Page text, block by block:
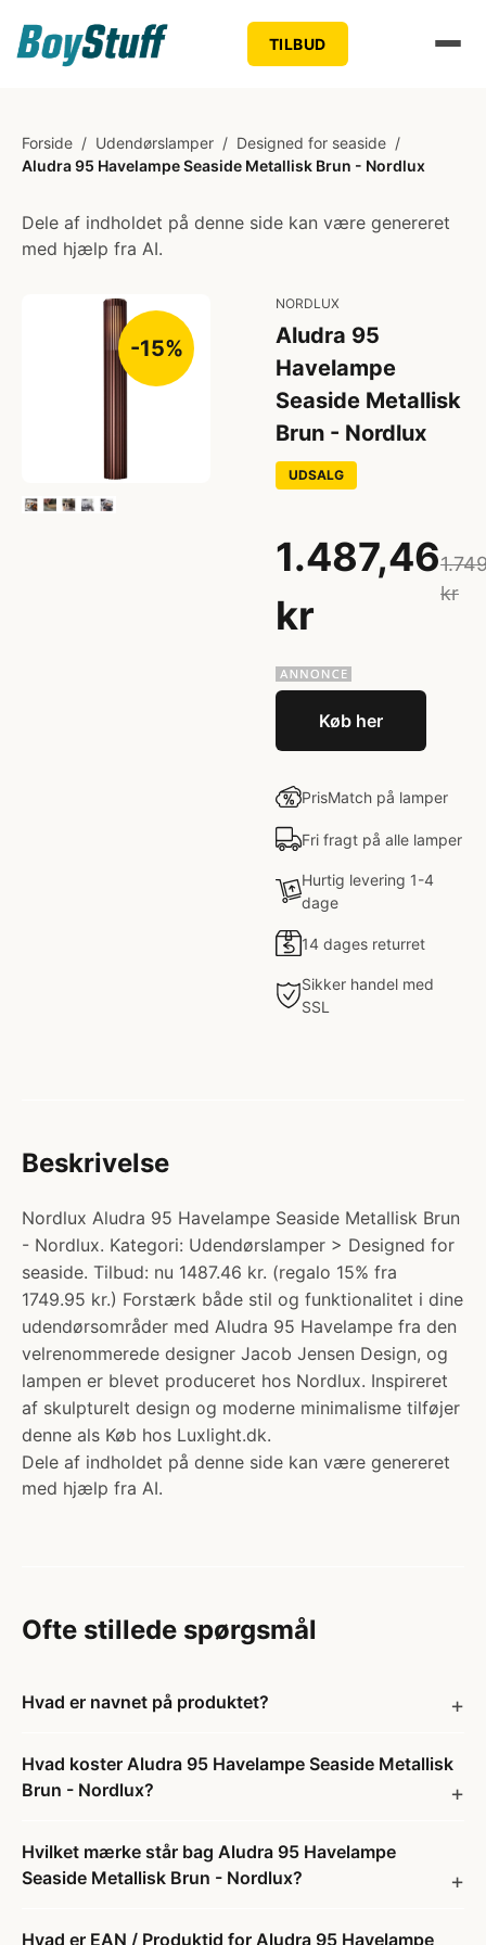
TILBUD
Forside / Udendørslamper / Designed for seaside /
Aludra 95 Havelampe Seaside Metallisk Brun - Nordlux
Dele af indholdet på denne side kan være genereret
med hjælp fra AI.
-15%
NORDLUX
Aludra 95
Havelampe
Seaside Metallisk
Brun - Nordlux
UDSALG
1.487,46
kr
kr
Køb her
PrisMatch på lamper
Fri fragt på alle lamper
Hurtig levering 1-4
dage
14 dages returret
Sikker handel med
SSL
Beskrivelse
Nordlux Aludra 95 Havelampe Seaside Metallisk Brun
- Nordlux. Kategori: Udendørslamper > Designed for
seaside. Tilbud: nu 1487.46 kr. (regalo 15% fra
1749.95 kr.) Forstærk både stil og funktionalitet i dine
udendørsområder med Aludra 95 Havelampe fra den
velrenommerede designer Jacob Jensen Design, og
lampen er blevet produceret hos Nordlux. Inspireret
af skulpturelt design og moderne minimalisme tilføjer
denne als Køb hos Luxlight.dk.
Dele af indholdet på denne side kan være genereret
med hjælp fra AI.
Ofte stillede spørgsmål
Hvad er navnet på produktet?
Hvad koster Aludra 95 Havelampe Seaside Metallisk
Brun - Nordlux?
Hvilket mærke står bag Aludra 95 Havelampe
Seaside Metallisk Brun - Nordlux?
Hvad er EAN / Produktid for Aludra 95 Havelampe